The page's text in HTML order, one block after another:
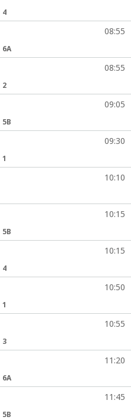
4
08:55
6A
08:55
2
09:05
5B
09:30
1
10:10
10:15
5B
10:15
4
10:50
1
10:55
3
11:20
6A
11:45
5B